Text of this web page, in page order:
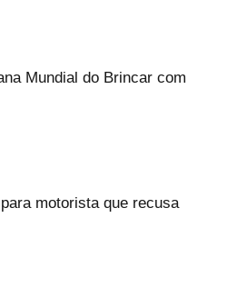
Mundial do Brincar com
motorista que recusa